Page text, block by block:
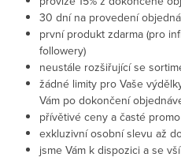
30 dní na provedení
první produkt zdarma (pro
followery)
neustále rozšiřující se
žádné limity pro Vaše
Vám po dokončení
přívětivé ceny a časté
exkluzivní osobní slevu až
jsme Vám k dispozici a se